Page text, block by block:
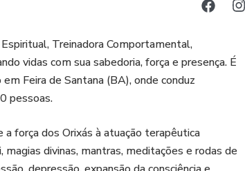
Treinadora Comportamental,
vidas com sua sabedoria, força e presença. É
Feira de Santana (BA), onde conduz
pessoas.
força dos Orixás à atuação terapêutica
divinas, mantras, meditações e rodas de